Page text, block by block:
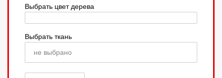
Выбрать цвет дерева
Выбрать ткань
не выбрано